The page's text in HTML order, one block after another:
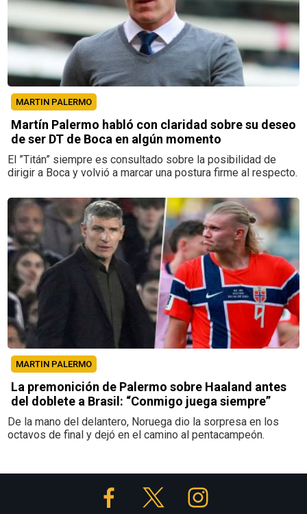
MARTIN PALERMO
Martín Palermo habló con claridad sobre su deseo
de ser DT de Boca en algún momento
El ”Titán” siempre es consultado sobre la posibilidad de
dirigir a Boca y volvió a marcar una postura firme al respecto.
MARTIN PALERMO
La premonición de Palermo sobre Haaland antes
del doblete a Brasil: “Conmigo juega siempre”
De la mano del delantero, Noruega dio la sorpresa en los
octavos de final y dejó en el camino al pentacampeón.